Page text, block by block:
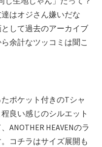
はオジさん嫌いだな
して過去のアーカイブ
余計なツッコミは聞こ
ポケット付きのTシャ
良い感じのシルエット
ANOTHER HEAVENのラ
コチラはサイズ展開も